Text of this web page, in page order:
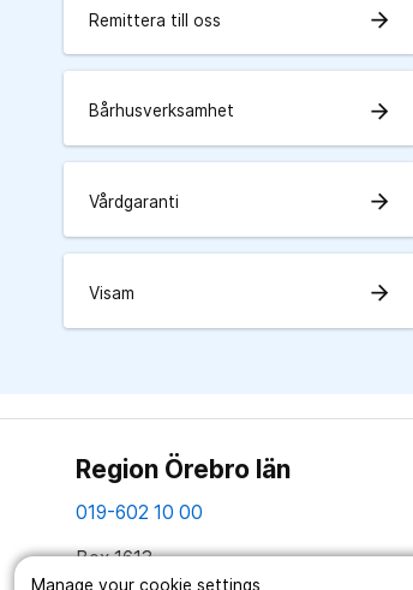
Manage your cookie settings
Remittera till oss arrow_forward
Bårhusverksamhet arrow_forward
Vårdgaranti arrow_forward
Visam arrow_forward
Region Örebro län
019-602 10 00
Box 1613